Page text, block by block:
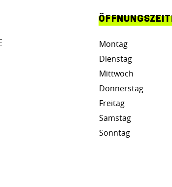
Montag
Dienstag
Mittwoch
Donnerstag
Freitag
Samstag
Sonntag